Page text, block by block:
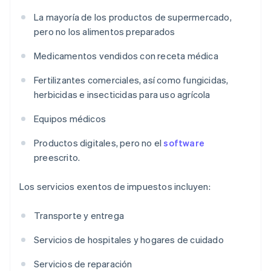
La mayoría de los productos de supermercado,
pero no los alimentos preparados
Medicamentos vendidos con receta médica
Fertilizantes comerciales, así como fungicidas,
herbicidas e insecticidas para uso agrícola
Equipos médicos
Productos digitales, pero no elsoftware
preescrito.
Los servicios exentos de impuestos incluyen:
Transporte y entrega
Servicios de hospitales y hogares de cuidado
Servicios de reparación